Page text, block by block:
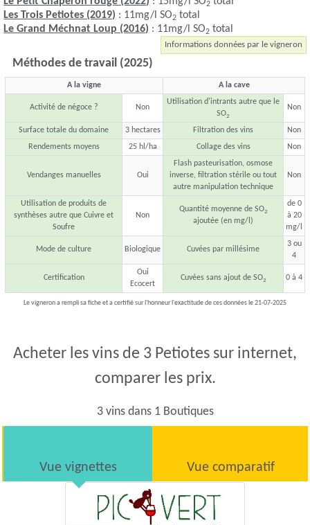
2
Les Trois Petiotes (2019) : 11mg/l SO2 total
Le Grand Méchnat Loup (2016) : 11mg/l SO2 total
Informations données par le vigneron
Méthodes de travail (2025)
A la vigne A la cave
Activité de négoce ? Non
Utilisation d'intrants autre que le
SO2
Non
Surface totale du domaine 3 hectares Filtration des vins
Non
Rendements moyens
25 hl/ha Collage des vins Non
Vendanges manuelles Oui
Flash pasteurisation, osmose
inverse, filtration stérile ou tout
autre manipulation technique
Non
Utilisation de produits de
synthèses autre que Cuivre et
Soufre
Non
Quantité moyenne de SO2
ajoutée (en mg/l)
de 0
à 20
mg/l
Mode de culture Biologique Cuvées par millésime
3 ou
4
Certification
Oui
Ecocert
Cuvées sans ajout de SO2 0 à 4
Le vigneron a rempli sa fiche et a certifié sur l'honneur l'exactitude de ces données le 21-07-2025
Acheter les vins de 3 Petiotes sur internet,
comparer les prix.
3 vins dans 1 Boutiques
Vue vignettes Vue comparatif